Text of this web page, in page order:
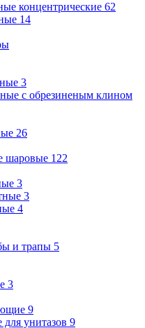
концентрические 62
14
3
с обрезиненым клином
26
шаровые 122
3
3
4
и трапы 5
3
9
унитазов 9